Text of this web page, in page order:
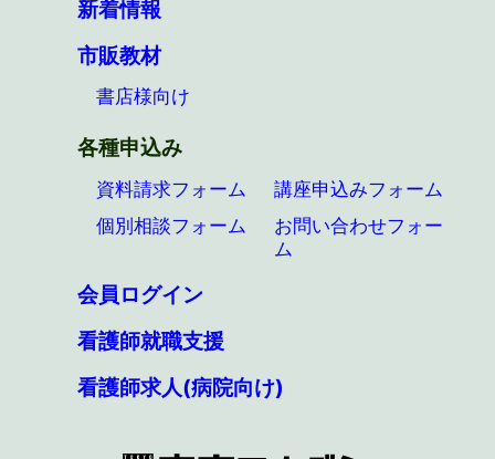
新着情報
市販教材
書店様向け
各種申込み
資料請求フォーム
講座申込みフォーム
個別相談フォーム
お問い合わせフォー
ム
会員ログイン
看護師就職支援
看護師求人(病院向け)